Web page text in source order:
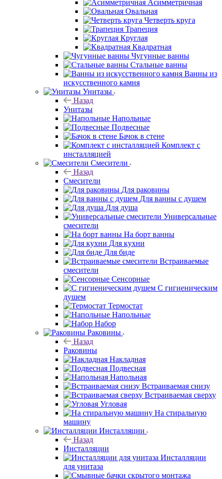
Асимметричная
Овальная
Четверть круга
Трапеция
Круглая
Квадратная
Чугунные ванны
Стальные ванны
Ванны из
искусственного камня
Унитазы
Назад
Унитазы
Напольные
Подвесные
Бачок в стене
Комплект с
инсталляцией
Смесители
Назад
Смесители
Для раковины
Для ванны с душем
Для душа
Универсальные
смесители
На борт ванны
Для кухни
Для биде
Встраиваемые
смесители
Сенсорные
С гигиеническим
душем
Термостат
Напольные
Набор
Раковины
Назад
Раковины
Накладная
Подвесная
Напольная
Встраиваемая снизу
Встраиваемая сверху
Угловая
На стиральную
машину
Инсталляции
Назад
Инсталляции
Инсталляции
для унитаза